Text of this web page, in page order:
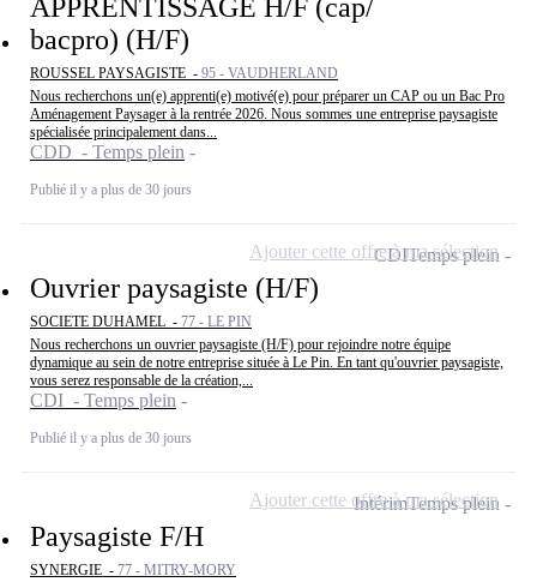
APPRENTISSAGE H/F (cap/
bacpro) (H/F)
ROUSSEL PAYSAGISTE - 95 - VAUDHERLAND
Nous recherchons un(e) apprenti(e) motivé(e) pour préparer un CAP ou un Bac Pro
Aménagement Paysager à la rentrée 2026. Nous sommes une entreprise paysagiste
spécialisée principalement dans...
CDD - Temps plein
Publié il y a plus de 30 jours
Ouvrier paysagiste (H/F)
SOCIETE DUHAMEL - 77 - LE PIN
Nous recherchons un ouvrier paysagiste (H/F) pour rejoindre notre équipe
dynamique au sein de notre entreprise située à Le Pin. En tant qu'ouvrier paysagiste,
vous serez responsable de la création,...
CDI - Temps plein
Publié il y a plus de 30 jours
CDITemps plein
Ajouter cette offre à ma sélection
Paysagiste F/H
SYNERGIE - 77 - MITRY-MORY
IntérimTemps plein
Ajouter cette offre à ma sélection